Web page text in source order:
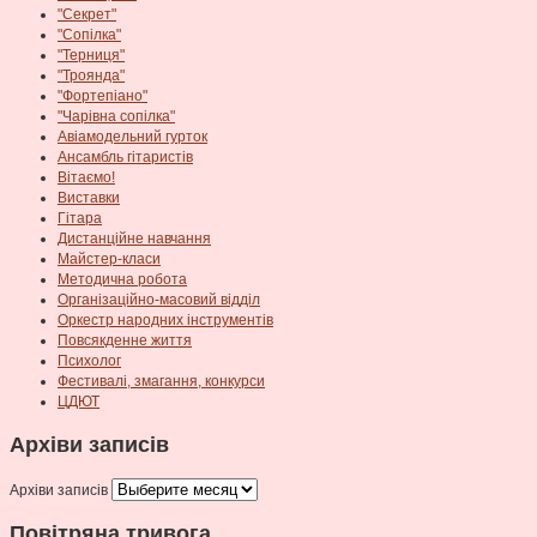
"Секрет"
"Сопілка"
"Терниця"
"Троянда"
"Фортепіано"
"Чарівна сопілка"
Авіамодельний гурток
Ансамбль гітаристів
Вітаємо!
Виставки
Гітара
Дистанційне навчання
Майстер-класи
Методична робота
Організаційно-масовий відділ
Оркестр народних інструментів
Повсякденне життя
Психолог
Фестивалі, змагання, конкурси
ЦДЮТ
Архіви записів
Архіви записів